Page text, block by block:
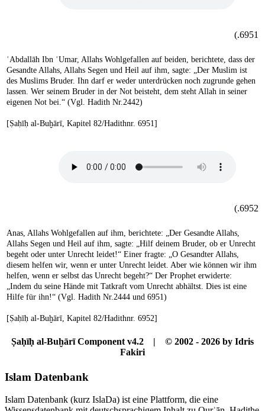
6951.)
ʿAbdallāh Ibn ʿUmar, Allahs Wohlgefallen auf beiden, berichtete, dass der
Gesandte Allahs, Allahs Segen und Heil auf ihm, sagte: „Der Muslim ist
des Muslims Bruder. Ihn darf er weder unterdrücken noch zugrunde gehen
lassen. Wer seinem Bruder in der Not beisteht, dem steht Allah in seiner
eigenen Not bei.“ (Vgl. Hadith Nr.2442)
[Ṣaḥīḥ al-Buḫārī, Kapitel 82/Hadithnr. 6951]
6952.)
Anas, Allahs Wohlgefallen auf ihm, berichtete: „Der Gesandte Allahs,
Allahs Segen und Heil auf ihm, sagte: „Hilf deinem Bruder, ob er Unrecht
begeht oder unter Unrecht leidet!“ Einer fragte: „O Gesandter Allahs,
diesem helfen wir, wenn er unter Unrecht leidet. Aber wie können wir ihm
helfen, wenn er selbst das Unrecht begeht?“ Der Prophet erwiderte:
„Indem du seine Hände mit Tatkraft vom Unrecht abhältst. Dies ist eine
Hilfe für ihn!“ (Vgl. Hadith Nr.2444 und 6951)
[Ṣaḥīḥ al-Buḫārī, Kapitel 82/Hadithnr. 6952]
Ṣaḥīḥ al-Buḫārī Component v4.2 | © 2002 - 2026 by Idris
Fakiri
Islam Datenbank
Islam Datenbank (kurz IslaDa) ist eine Plattform, die eine